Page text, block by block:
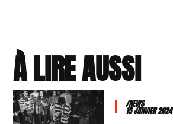
À LIRE AUSSI
/NEWS
15 JANVIER 2024